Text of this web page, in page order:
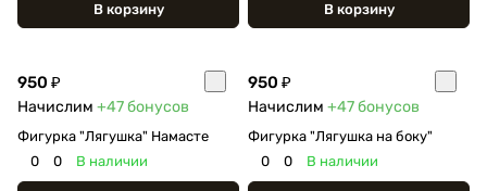
В корзину В корзину
950 ₽
Начислим +47бонусов
Фигурка "Лягушка" Намасте
0
0 В наличии
950 ₽
Начислим +47бонусов
Фигурка "Лягушка на боку"
0
0 В наличии